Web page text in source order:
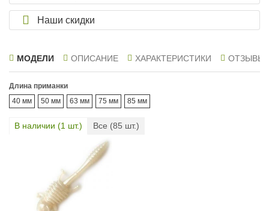
Наши скидки
МОДЕЛИ ОПИСАНИЕ ХАРАКТЕРИСТИКИ ОТЗЫВЫ
Длина приманки
40 мм
50 мм 63 мм 75 мм 85 мм
В наличии (1 шт.) Все (85 шт.)